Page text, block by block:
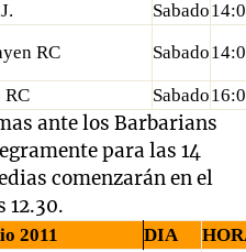
Sabado
RC Sabado
RC Sabado
ante los Barbarians
para las 14
comenzarán en el
12.30.
2011 DIA